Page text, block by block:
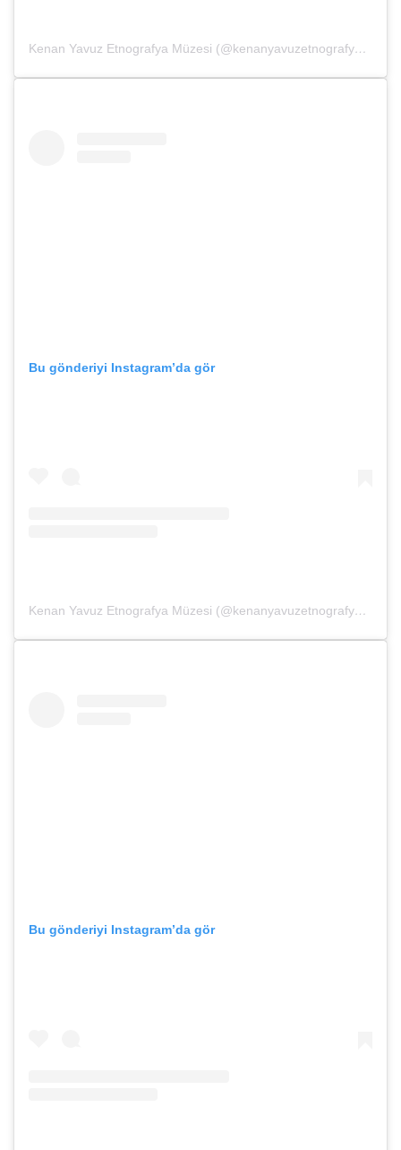
Kenan Yavuz Etnografya Müzesi (@kenanyavuzetnografya)’in paylaştığı bir gönderi
Bu gönderiyi Instagram’da gör
Kenan Yavuz Etnografya Müzesi (@kenanyavuzetnografya)’in paylaştığı bir gönderi
Bu gönderiyi Instagram’da gör